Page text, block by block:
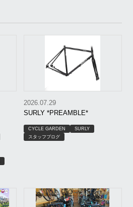
SURLY *PREAMBLE*
2026.07.29
CYCLE GARDEN
SURLY
スタッフブログ